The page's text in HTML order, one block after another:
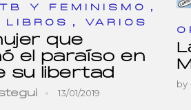
Y FEMINISMO ,
, VARIOS
que
el paraíso en
su libertad
13/01/2019
by